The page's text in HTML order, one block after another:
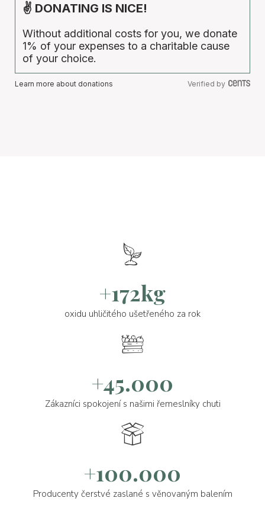
✌ DONATING IS NICE!
Without additional costs for you, we donate
1% of your expenses to a charitable cause
of your choice.
Learn more about donations Verified by
+172kg
oxidu uhličitého ušetřeného za rok
+45.000
Zákazníci spokojení s našimi řemeslníky chuti
+100.000
Producenty čerstvé zaslané s věnovaným balením